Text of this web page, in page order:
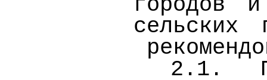
сельских
2.1.